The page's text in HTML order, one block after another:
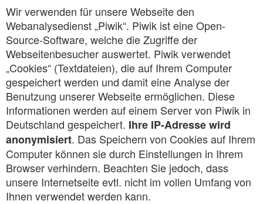
Wir verwenden für unsere Webseite den
Webanalysedienst „Piwik“. Piwik ist eine Open-
Source-Software, welche die Zugriffe der
Webseitenbesucher auswertet. Piwik verwendet
„Cookies“ (Textdateien), die auf Ihrem Computer
gespeichert werden und damit eine Analyse der
Benutzung unserer Webseite ermöglichen. Diese
Informationen werden auf einem Server von Piwik in
Deutschland gespeichert. Ihre IP-Adresse wird
anonymisiert. Das Speichern von Cookies auf Ihrem
Computer können sie durch Einstellungen in Ihrem
Browser verhindern. Beachten Sie jedoch, dass
unsere Internetseite evtl. nicht im vollen Umfang von
Ihnen verwendet werden kann.